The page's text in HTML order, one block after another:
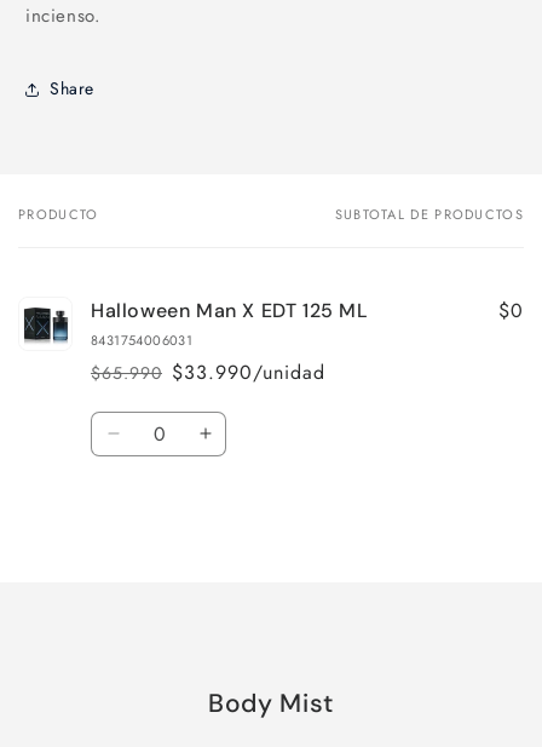
incienso.
Share
Tu
PRODUCTO SUBTOTAL DE PRODUCTOS
Halloween Man X EDT 125 ML
8431754006031
Precio
habitual
$65.990
Precio
de
oferta
$33.990/unidad
$0
Cantidad
Reducir
Aumentar
Body Mist